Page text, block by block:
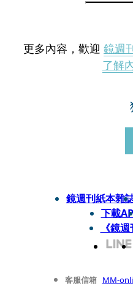
更多內容，歡迎 鏡週
了解
鏡週刊紙本雜
下載
《鏡
客服信箱 MM-